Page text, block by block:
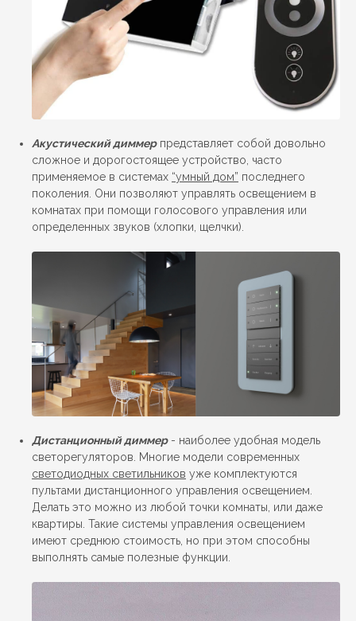
Акустический диммерпредставляет собой довольно
сложное и дорогостоящее устройство, часто
применяемое в системах “умный дом” последнего
поколения. Они позволяют управлять освещением в
комнатах при помощи голосового управления или
определенных звуков (хлопки, щелчки).
Дистанционный диммер- наиболее удобная модель
светорегуляторов. Многие модели современных
светодиодных светильников уже комплектуются
пультами дистанционного управления освещением.
Делать это можно из любой точки комнаты, или даже
квартиры. Такие системы управления освещением
имеют среднюю стоимость, но при этом способны
выполнять самые полезные функции.